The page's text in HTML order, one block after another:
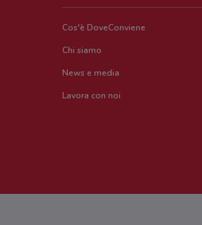
Cos'è DoveConviene
Chi siamo
News e media
Lavora con noi